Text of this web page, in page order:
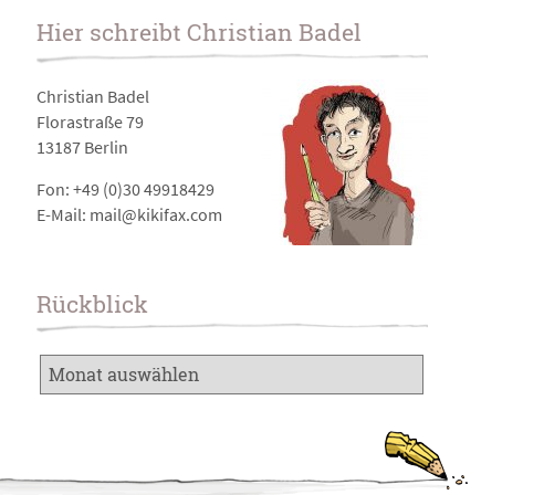
Hier schreibt Christian Badel
Christian Badel
Florastraße 79
13187 Berlin
Fon: +49 (0)30 49918429
E-Mail: mail@kikifax.com
Rückblick